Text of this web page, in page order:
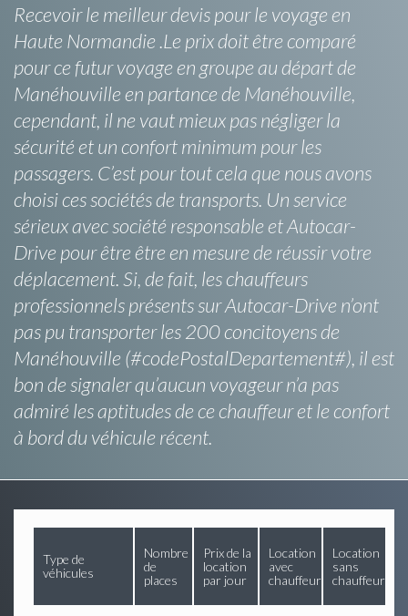
Recevoir le meilleur devis pour le voyage en
Haute Normandie .Le prix doit être comparé
pour ce futur voyage en groupe au départ de
Manéhouville en partance de Manéhouville,
cependant, il ne vaut mieux pas négliger la
sécurité et un confort minimum pour les
passagers. C’est pour tout cela que nous avons
choisi ces sociétés de transports. Un service
sérieux avec société responsable et Autocar-
Drive pour être être en mesure de réussir votre
déplacement. Si, de fait, les chauffeurs
professionnels présents sur Autocar-Drive n’ont
pas pu transporter les 200 concitoyens de
Manéhouville (#codePostalDepartement#), il est
bon de signaler qu’aucun voyageur n’a pas
admiré les aptitudes de ce chauffeur et le confort
à bord du véhicule récent.
Type de
véhicules
Nombre
de
places
Prix de la
location
par jour
Location
avec
chauffeur
Location
sans
chauffeur